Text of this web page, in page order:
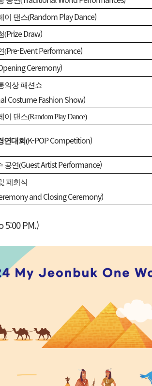
이 댄스(Random Play Dance)
(Prize Draw)
(Pre-Event Performance)
Ceremony)
의상 패션쇼
Costume Fashion Show)
이 댄스(Random Play Dance)
연대회(K-POP Competition)
공연(Guest Artist Performance)
폐회식
and Closing Ceremony)
5:00 PM.)